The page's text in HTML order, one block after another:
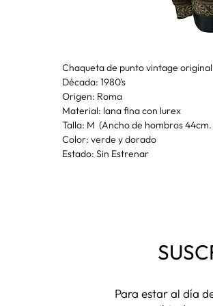
Chaqueta de punto vintage
Década: 1980's
Origen: Roma
Material: lana fina con lurex
Talla: M (Ancho de hombros
Color: verde y dorado
Estado: Sin Estrenar
Para estar al día